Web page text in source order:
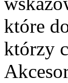
które
którzy